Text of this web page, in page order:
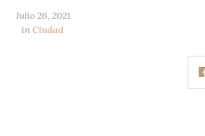
Julio 26, 2021
in Ciudad